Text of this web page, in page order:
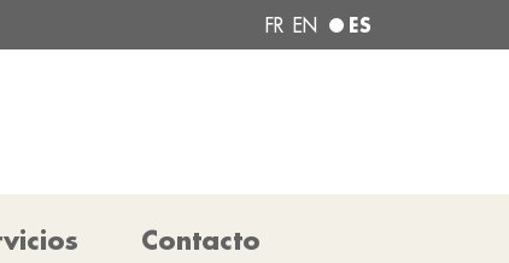
FR EN ES
Contacto